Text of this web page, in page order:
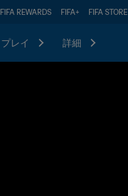
FIFA REWARDS FIFA+ FIFA STORE
プレイ 詳細